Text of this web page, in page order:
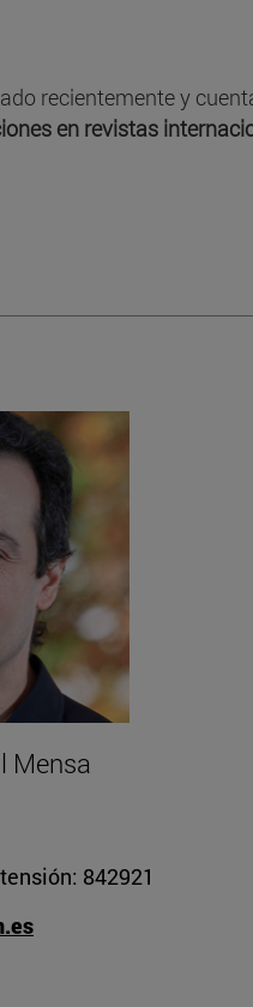
recientemente y
en revistas
Mensa
842921
CV de Javier